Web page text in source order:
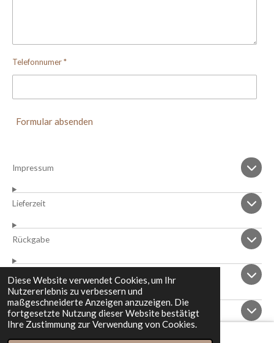
Diese Website verwendet Cookies, um Ihr
Nutzererlebnis zu verbessern und
maßgeschneiderte Anzeigen anzuzeigen. Die
fortgesetzte Nutzung dieser Website bestätigt
Ihre Zustimmung zur Verwendung von Cookies.
Telefonnumer *
Formular absenden
Impressum
Lieferzeit
Rückgabe
Cookies
AGBs